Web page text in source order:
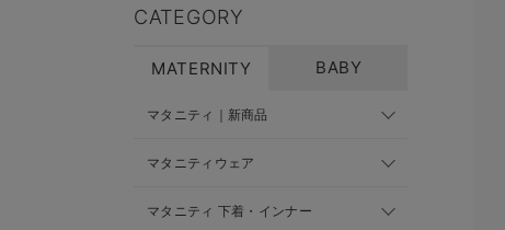
CATEGORY
MATERNITY BABY
マタニティ｜新商品
マタニティウェア
マタニティ 下着・インナー